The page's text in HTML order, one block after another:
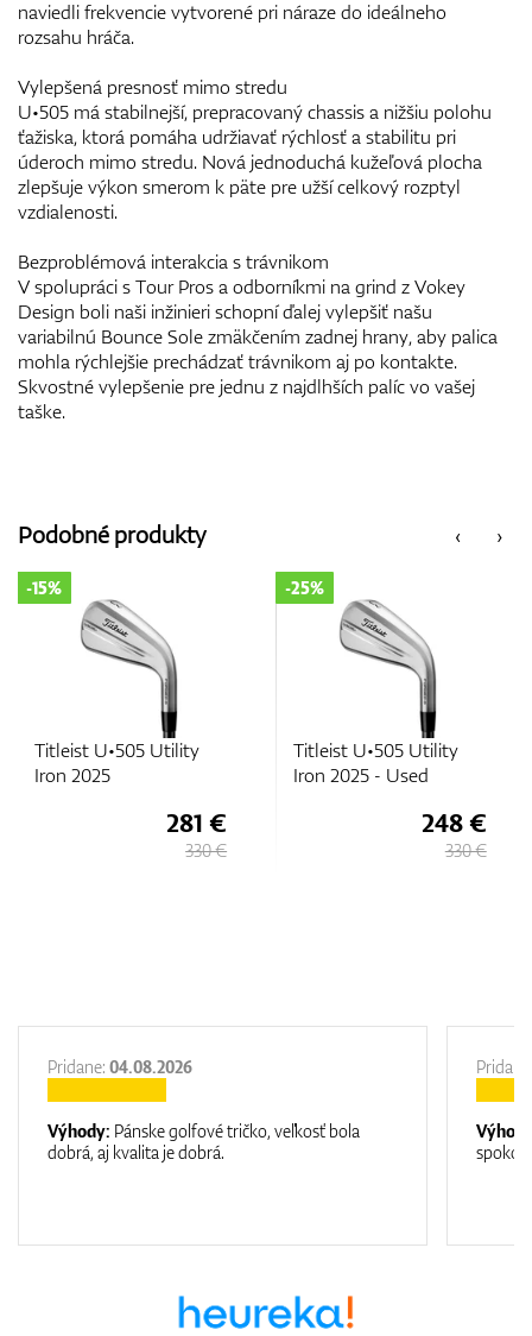
naviedli frekvencie vytvorené pri náraze do ideálneho
rozsahu hráča.
Vylepšená presnosť mimo stredu
U•505 má stabilnejší, prepracovaný chassis a nižšiu polohu
ťažiska, ktorá pomáha udržiavať rýchlosť a stabilitu pri
úderoch mimo stredu. Nová jednoduchá kužeľová plocha
zlepšuje výkon smerom k päte pre užší celkový rozptyl
vzdialenosti.
Bezproblémová interakcia s trávnikom
V spolupráci s Tour Pros a odborníkmi na grind z Vokey
Design boli naši inžinieri schopní ďalej vylepšiť našu
variabilnú Bounce Sole zmäkčením zadnej hrany, aby palica
mohla rýchlejšie prechádzať trávnikom aj po kontakte.
Skvostné vylepšenie pre jednu z najdlhších palíc vo vašej
taške.
‹
Podobné produkty ›
Titleist U•505 Utility
Iron 2025
-15%
281 €
330 €
Titleist U•505 Utility
Iron 2025 - Used
-25%
248 €
330 €
Pridane: 04.08.2026
Výhody: Pánske golfové tričko, veľkosť bola
dobrá, aj kvalita je dobrá.